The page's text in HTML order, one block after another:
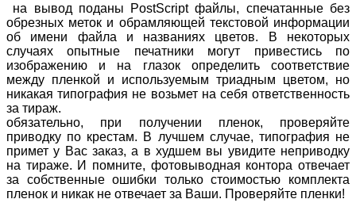
на вывод поданы PostScript файлы, спечатанные без
обрезных меток и обрамляющей текстовой информации
об имени файла и названиях цветов. В некоторых
случаях опытные печатники могут привестись по
изображению и на глазок определить соответствие
между пленкой и используемым триадным цветом, но
никакая типография не возьмет на себя ответственность
за тираж.
обязательно, при получении пленок, проверяйте
приводку по крестам. В лучшем случае, типография не
примет у Вас заказ, а в худшем вы увидите неприводку
на тираже. И помните, фотовыводная контора отвечает
за собственные ошибки только стоимостью комплекта
пленок и никак не отвечает за Ваши. Проверяйте пленки!